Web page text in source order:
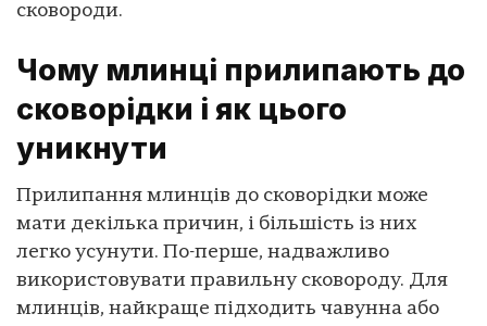
сковороди.
Чому млинці прилипають до
сковорідки і як цього
уникнути
Прилипання млинців до сковорідки може
мати декілька причин, і більшість із них
легко усунути. По-перше, надважливо
використовувати правильну сковороду. Для
млинців, найкраще підходить чавунна або